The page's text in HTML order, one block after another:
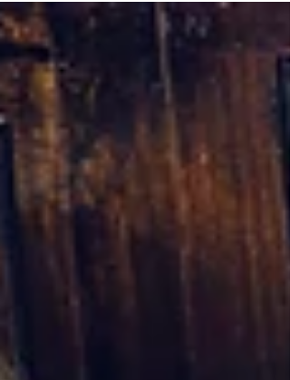
送孩子、忙着安排日常。等到真正想留下些
么时，才发现许多重要的时刻，已经悄悄溜
走。 全家福，从来不只是拍一张照片。它是
一种回忆的见证，是一份可以反复回味、珍
一生的情感。 当多年后再翻开这一张全家
福，你会想起当时的笑声、拥抱与温度，甚
想起那天聊了什么、一起做了什么。 、 为什
么选择 AF Photo Studio ？ 在 AF Photo Studio
，我们始终相信：最动人的全家福，不是站
多整齐，而是相处得多真实。 我们会引导你
们轻松、自然地互动。笑，是不刻意的；拥
抱，是发自内心的。这样的画面，才真正属